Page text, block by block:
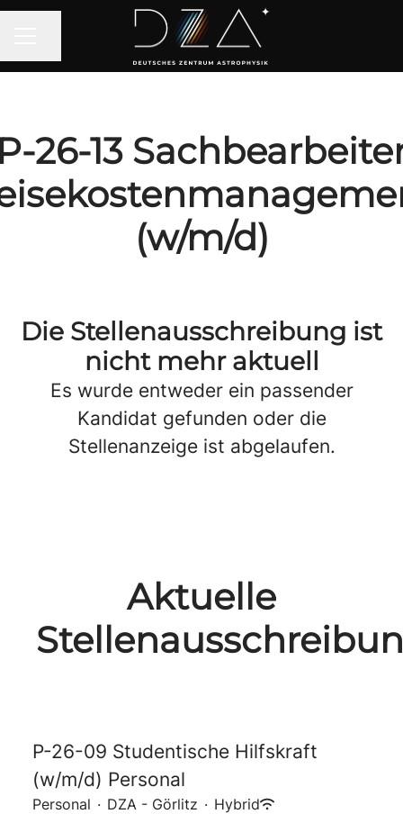
26-13
(w/m/d)
Die Stellenausschreibung ist
nicht mehr aktuell
Es wurde entweder ein passender
Kandidat gefunden oder die
Stellenanzeige ist abgelaufen.
Aktuelle
P-26-09 Studentische Hilfskraft
(w/m/d) Personal
Personal · DZA - Görlitz · Hybrid